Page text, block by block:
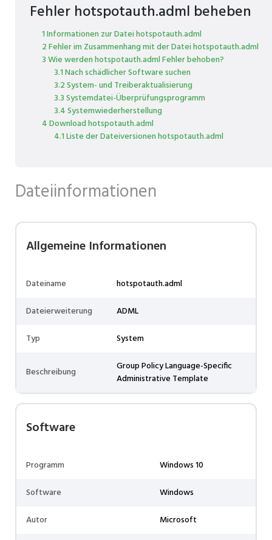
Fehler hotspotauth.adml beheben
1 Informationen zur Datei hotspotauth.adml
2 Fehler im Zusammenhang mit der Datei hotspotauth.adml
3 Wie werden hotspotauth.adml Fehler behoben?
3.1 Nach schädlicher Software suchen
3.2 System- und Treiberaktualisierung
3.3 Systemdatei-Überprüfungsprogramm
3.4 Systemwiederherstellung
4 Download hotspotauth.adml
4.1 Liste der Dateiversionen hotspotauth.adml
Dateiinformationen
Allgemeine Informationen
Dateiname
hotspotauth.adml
Dateierweiterung
ADML
Typ
System
Beschreibung
Group Policy Language-Specific
Administrative Template
Software
Programm
Windows 10
Software
Windows
Autor
Microsoft